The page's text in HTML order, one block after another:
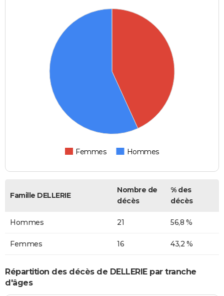
Femmes Hommes
Famille DELLERIE
Nombre de
décès
% des
décès
Hommes 21 56,8 %
Femmes 16 43,2 %
Répartition des décès de DELLERIE par tranche
d'âges